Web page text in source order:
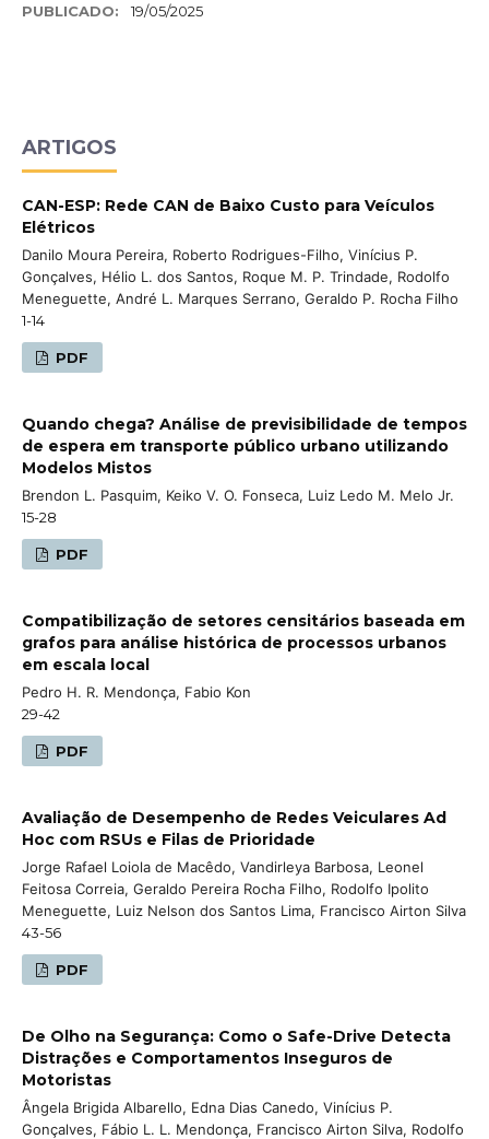
PUBLICADO: 19/05/2025
ARTIGOS
CAN-ESP: Rede CAN de Baixo Custo para Veículos
Elétricos
Danilo Moura Pereira, Roberto Rodrigues-Filho, Vinícius P.
Gonçalves, Hélio L. dos Santos, Roque M. P. Trindade, Rodolfo
Meneguette, André L. Marques Serrano, Geraldo P. Rocha Filho
1-14
PDF
Quando chega? Análise de previsibilidade de tempos
de espera em transporte público urbano utilizando
Modelos Mistos
Brendon L. Pasquim, Keiko V. O. Fonseca, Luiz Ledo M. Melo Jr.
15-28
PDF
Compatibilização de setores censitários baseada em
grafos para análise histórica de processos urbanos
em escala local
Pedro H. R. Mendonça, Fabio Kon
29-42
PDF
Avaliação de Desempenho de Redes Veiculares Ad
Hoc com RSUs e Filas de Prioridade
Jorge Rafael Loiola de Macêdo, Vandirleya Barbosa, Leonel
Feitosa Correia, Geraldo Pereira Rocha Filho, Rodolfo Ipolito
Meneguette, Luiz Nelson dos Santos Lima, Francisco Airton Silva
43-56
PDF
De Olho na Segurança: Como o Safe-Drive Detecta
Distrações e Comportamentos Inseguros de
Motoristas
Ângela Brigida Albarello, Edna Dias Canedo, Vinícius P.
Gonçalves, Fábio L. L. Mendonça, Francisco Airton Silva, Rodolfo